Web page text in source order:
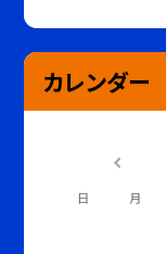
カレンダー
日 月